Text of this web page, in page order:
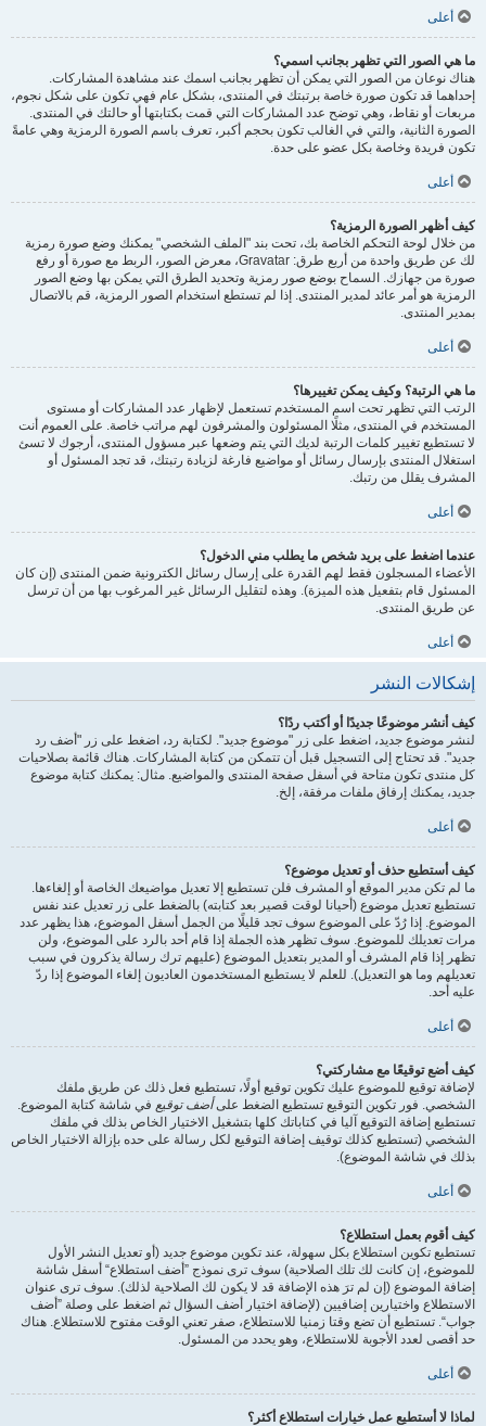
أعلى
ما هي الصور التي تظهر بجانب اسمي؟
هناك نوعان من الصور التي يمكن أن تظهر بجانب اسمك عند مشاهدة المشاركات.
إحداهما قد تكون صورة خاصة برتبتك في المنتدى، بشكل عام فهي تكون على شكل نجوم،
مربعات أو نقاط، وهي توضح عدد المشاركات التي قمت بكتابتها أو حالتك في المنتدى.
الصورة الثانية، والتي في الغالب تكون بحجم أكبر، تعرف باسم الصورة الرمزية وهي عامةً
تكون فريدة وخاصة بكل عضو على حدة.
أعلى
كيف أظهر الصورة الرمزية؟
من خلال لوحة التحكم الخاصة بك، تحت بند "الملف الشخصي" يمكنك وضع صورة رمزية
لك عن طريق واحدة من أربع طرق: Gravatar، معرض الصور، الربط مع صورة أو رفع
صورة من جهازك. السماح بوضع صور رمزية وتحديد الطرق التي يمكن بها وضع الصور
الرمزية هو أمر عائد لمدير المنتدى. إذا لم تستطع استخدام الصور الرمزية، قم بالاتصال
بمدير المنتدى.
أعلى
ما هي الرتبة؟ وكيف يمكن تغييرها؟
الرتب التي تظهر تحت اسم المستخدم تستعمل لإظهار عدد المشاركات أو مستوى
المستخدم في المنتدى، مثلًا المسئولون والمشرفون لهم مراتب خاصة. على العموم أنت
لا تستطيع تغيير كلمات الرتبة لديك التي يتم وضعها عبر مسؤول المنتدى، أرجوك لا تسئ
استغلال المنتدى بإرسال رسائل أو مواضيع فارغة لزيادة رتبتك، قد تجد المسئول أو
المشرف يقلل من رتبك.
أعلى
عندما اضغط على بريد شخص ما يطلب مني الدخول؟
الأعضاء المسجلون فقط لهم القدرة على إرسال رسائل الكترونية ضمن المنتدى (إن كان
المسئول قام بتفعيل هذه الميزة). وهذه لتقليل الرسائل غير المرغوب بها من أن ترسل
عن طريق المنتدى.
أعلى
إشكالات النشر
كيف أنشر موضوعًا جديدًا أو أكتب ردًا؟
لنشر موضوع جديد، اضغط على زر "موضوع جديد". لكتابة رد، اضغط على زر "أضف رد
جديد". قد تحتاج إلى التسجيل قبل أن تتمكن من كتابة المشاركات. هناك قائمة بصلاحيات
كل منتدى تكون متاحة في أسفل صفحة المنتدى والمواضيع. مثال: يمكنك كتابة موضوع
جديد، يمكنك إرفاق ملفات مرفقة، إلخ.
أعلى
كيف أستطيع حذف أو تعديل موضوع؟
ما لم تكن مدير الموقع أو المشرف فلن تستطيع إلا تعديل مواضيعك الخاصة أو إلغاءها.
تستطيع تعديل موضوع (أحيانا لوقت قصير بعد كتابته) بالضغط على زر تعديل عند نفس
الموضوع. إذا رُدّ على الموضوع سوف تجد قليلًا من الجمل أسفل الموضوع، هذا يظهر عدد
مرات تعديلك للموضوع. سوف تظهر هذه الجملة إذا قام أحد بالرد على الموضوع، ولن
تظهر إذا قام المشرف أو المدير بتعديل الموضوع (عليهم ترك رسالة يذكرون في سبب
تعديلهم وما هو التعديل). للعلم لا يستطيع المستخدمون العاديون إلغاء الموضوع إذا ردّ
عليه أحد.
أعلى
كيف أضع توقيعًا مع مشاركتي؟
لإضافة توقيع للموضوع عليك تكوين توقيع أولًا، تستطيع فعل ذلك عن طريق ملفك
الشخصي. فور تكوين التوقيع تستطيع الضغط علىأضف توقيع في شاشة كتابة الموضوع.
تستطيع إضافة التوقيع آليا في كتاباتك كلها بتشغيل الاختيار الخاص بذلك في ملفك
الشخصي (تستطيع كذلك توقيف إضافة التوقيع لكل رسالة على حده بإزالة الاختيار الخاص
بذلك في شاشة الموضوع).
أعلى
كيف أقوم بعمل استطلاع؟
تستطيع تكوين استطلاع بكل سهولة، عند تكوين موضوع جديد (أو تعديل النشر الأول
للموضوع، إن كانت لك تلك الصلاحية) سوف ترى نموذج ”أضف استطلاع“ أسفل شاشة
إضافة الموضوع (إن لم ترَ هذه الإضافة قد لا يكون لك الصلاحية لذلك). سوف ترى عنوان
الاستطلاع واختيارين إضافيين (لإضافة اختيار أضف السؤال ثم اضغط على وصلة ”أضف
جواب“. تستطيع أن تضع وقتا زمنيا للاستطلاع، صفر تعني الوقت مفتوح للاستطلاع. هناك
حد أقصى لعدد الأجوبة للاستطلاع، وهو يحدد من المسئول.
أعلى
لماذا لا أستطيع عمل خيارات استطلاع أكثر؟